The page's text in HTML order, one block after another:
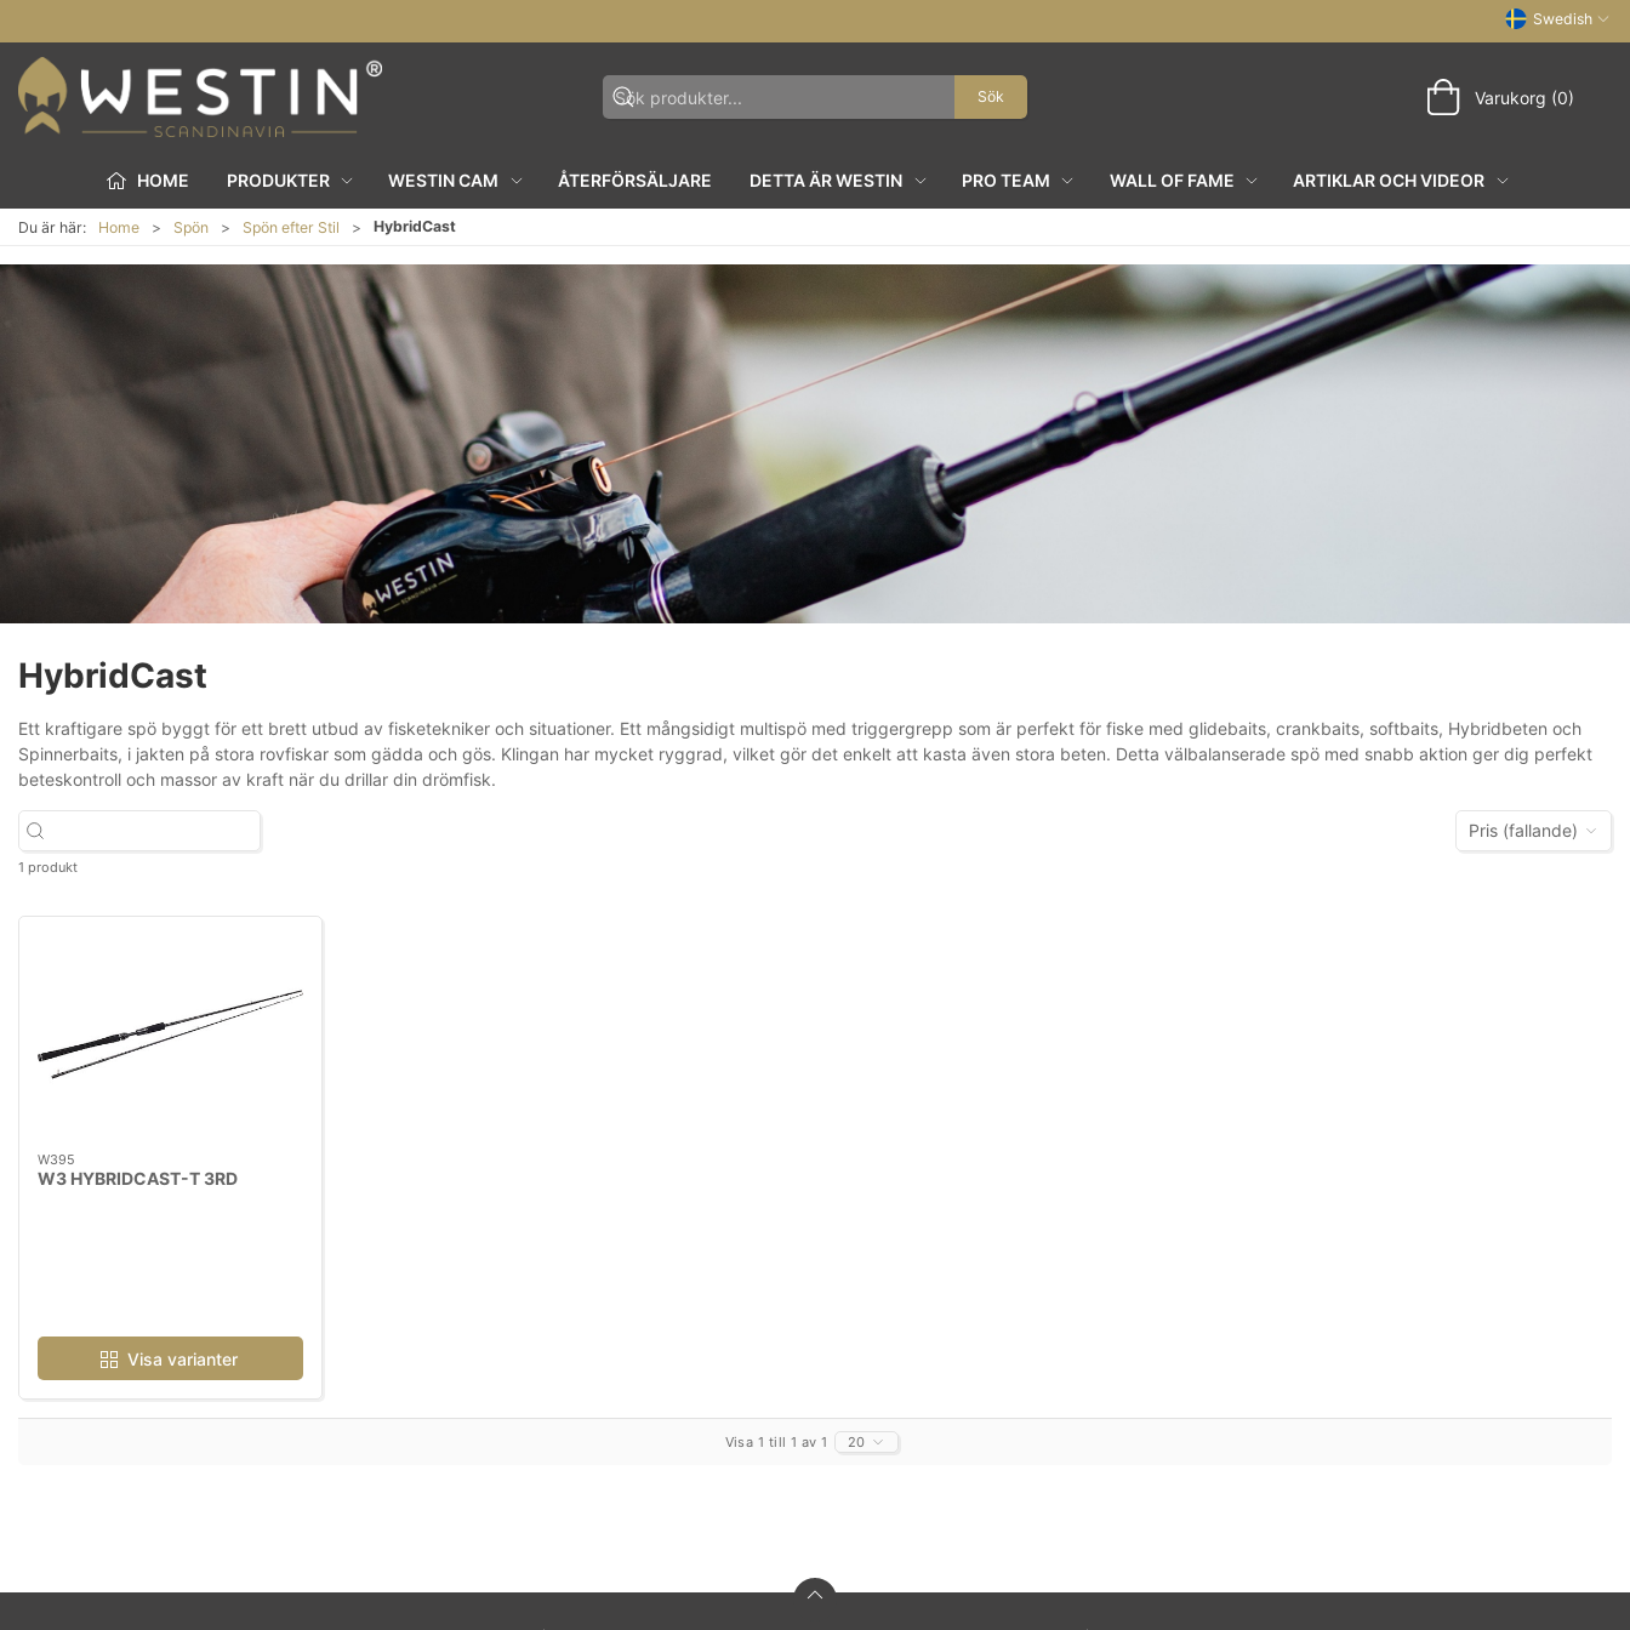
Swedish
Sök Varukorg (0)
HOME PRODUKTER WESTIN CAM ÅTERFÖRSÄLJARE DETTA ÄR WESTIN PRO TEAM WALL OF FAME ARTIKLAR OCH VIDEOR
Du är här: Home Spön Spön efter Stil HybridCast
HybridCast
Ett kraftigare spö byggt för ett brett utbud av fisketekniker och situationer. Ett mångsidigt multispö med triggergrepp som är perfekt för fiske med glidebaits, crankbaits, softbaits, Hybridbeten och
Spinnerbaits, i jakten på stora rovfiskar som gädda och gös. Klingan har mycket ryggrad, vilket gör det enkelt att kasta även stora beten. Detta välbalanserade spö med snabb aktion ger dig perfekt
beteskontroll och massor av kraft när du drillar din drömfisk.
Pris (fallande)
1 produkt
W395
W3 HYBRIDCAST-T 3RD
Visa varianter
Visa 1 till 1 av 1 20